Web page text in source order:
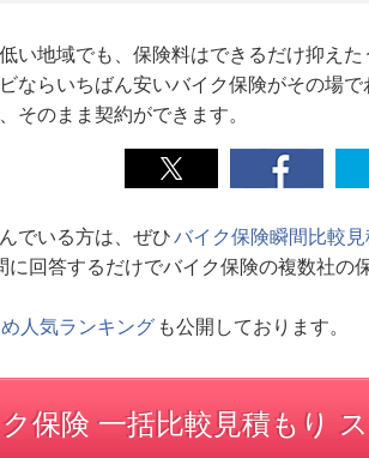
い地域でも、保険料はできるだけ抑え
ならいちばん安いバイク保険がその場
そのまま契約ができます。
でいる方は、ぜひバイク保険瞬間比較見
に回答するだけでバイク保険の複数社の
人気ランキング も公開しております。
保険 一括比較見積もり ス